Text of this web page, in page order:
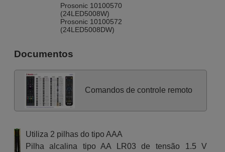
Prosonic 10100570
(24LED5008W)
Prosonic 10100572
(24LED5008DW)
Documentos
Comandos de controle remoto
Utiliza 2 pilhas do tipo AAA
Pilha alcalina tipo AA LR03 de tensão 1.5 V